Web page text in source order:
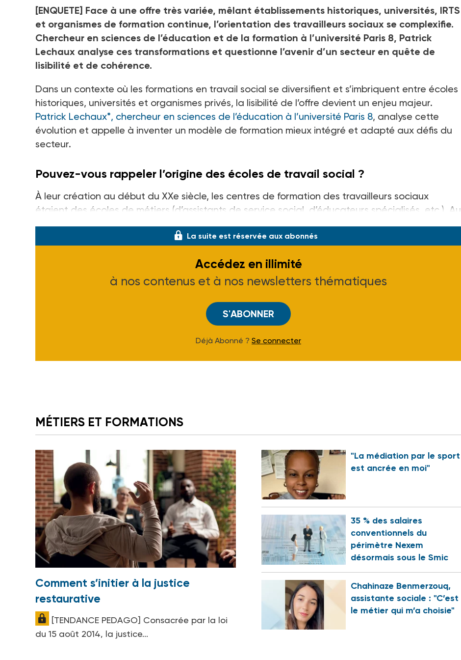
[ENQUETE] Face à une offre très variée, mêlant établissements historiques, universités, IRTS
et organismes de formation continue, l’orientation des travailleurs sociaux se complexifie.
Chercheur en sciences de l’éducation et de la formation à l’université Paris 8, Patrick
Lechaux analyse ces transformations et questionne l’avenir d’un secteur en quête de
lisibilité et de cohérence.
Dans un contexte où les formations en travail social se diversifient et s’imbriquent entre écoles
historiques, universités et organismes privés, la lisibilité de l’offre devient un enjeu majeur.
Patrick Lechaux*, chercheur en sciences de l’éducation à l’université Paris 8, analyse cette
évolution et appelle à inventer un modèle de formation mieux intégré et adapté aux défis du
secteur.
Pouvez-vous rappeler l’origine des écoles de travail social ?
À leur création au début du XXe siècle, les centres de formation des travailleurs sociaux
étaient des écoles de métiers (d’assistants de service social, d’éducateurs spécialisés, etc.). Au
La suite est réservée aux abonnés
Accédez en illimité
à nos contenus et à nos newsletters thématiques
S'ABONNER
Déjà Abonné ? Se connecter
MÉTIERS ET FORMATIONS
Comment s’initier à la justice
restaurative
[TENDANCE PEDAGO] Consacrée par la loi
du 15 août 2014, la justice...
"La médiation par le sport
est ancrée en moi"
35 % des salaires
conventionnels du
périmètre Nexem
désormais sous le Smic
Chahinaze Benmerzouq,
assistante sociale : "C’est
le métier qui m’a choisie"